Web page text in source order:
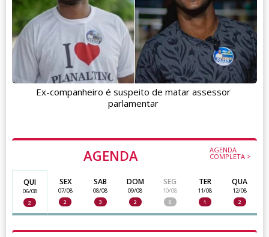
AGENDA AGENDA
COMPLETA >
QUI
06/08
2
SEX
07/08
2
SAB
08/08
3
DOM
09/08
2
SEG
10/08
0
TER
11/08
1
QUA
12/08
2
Ex-companheiro é suspeito de matar assessor
parlamentar